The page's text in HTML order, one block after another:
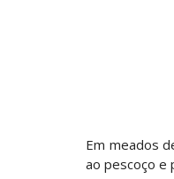
Em meados
ao pescoço e